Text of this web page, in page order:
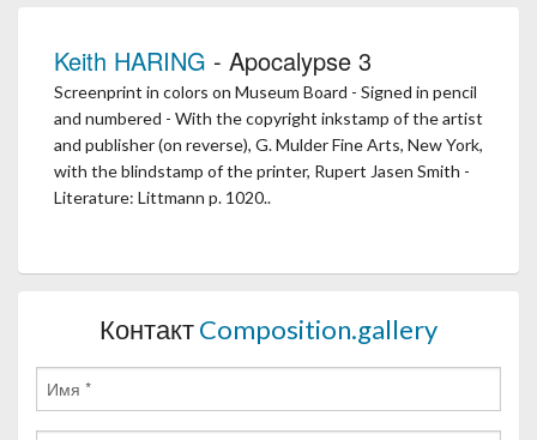
Keith HARING - Apocalypse 3
Screenprint in colors on Museum Board - Signed in pencil
and numbered - With the copyright inkstamp of the artist
and publisher (on reverse), G. Mulder Fine Arts, New York,
with the blindstamp of the printer, Rupert Jasen Smith -
Literature: Littmann p. 1020..
КонтактComposition.gallery